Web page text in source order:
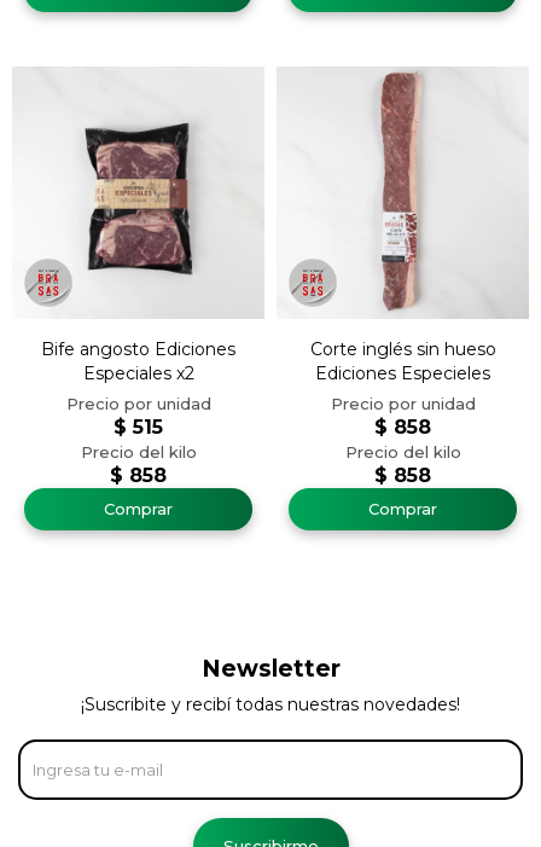
Bife angosto Ediciones
Especiales x2
$ 858
$ 515
Corte inglés sin hueso
Ediciones Especieles
$ 858
$ 858
Newsletter
¡Suscribite y recibí todas nuestras novedades!